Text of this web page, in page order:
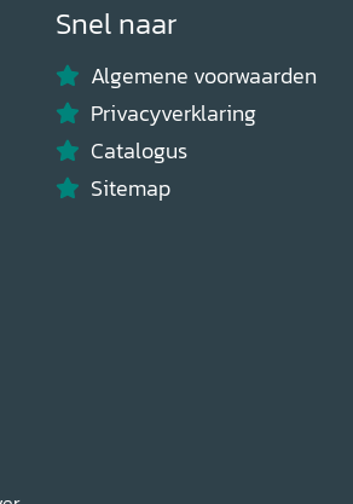
Snel naar
Algemene voorwaarden
Privacyverklaring
Catalogus
Sitemap